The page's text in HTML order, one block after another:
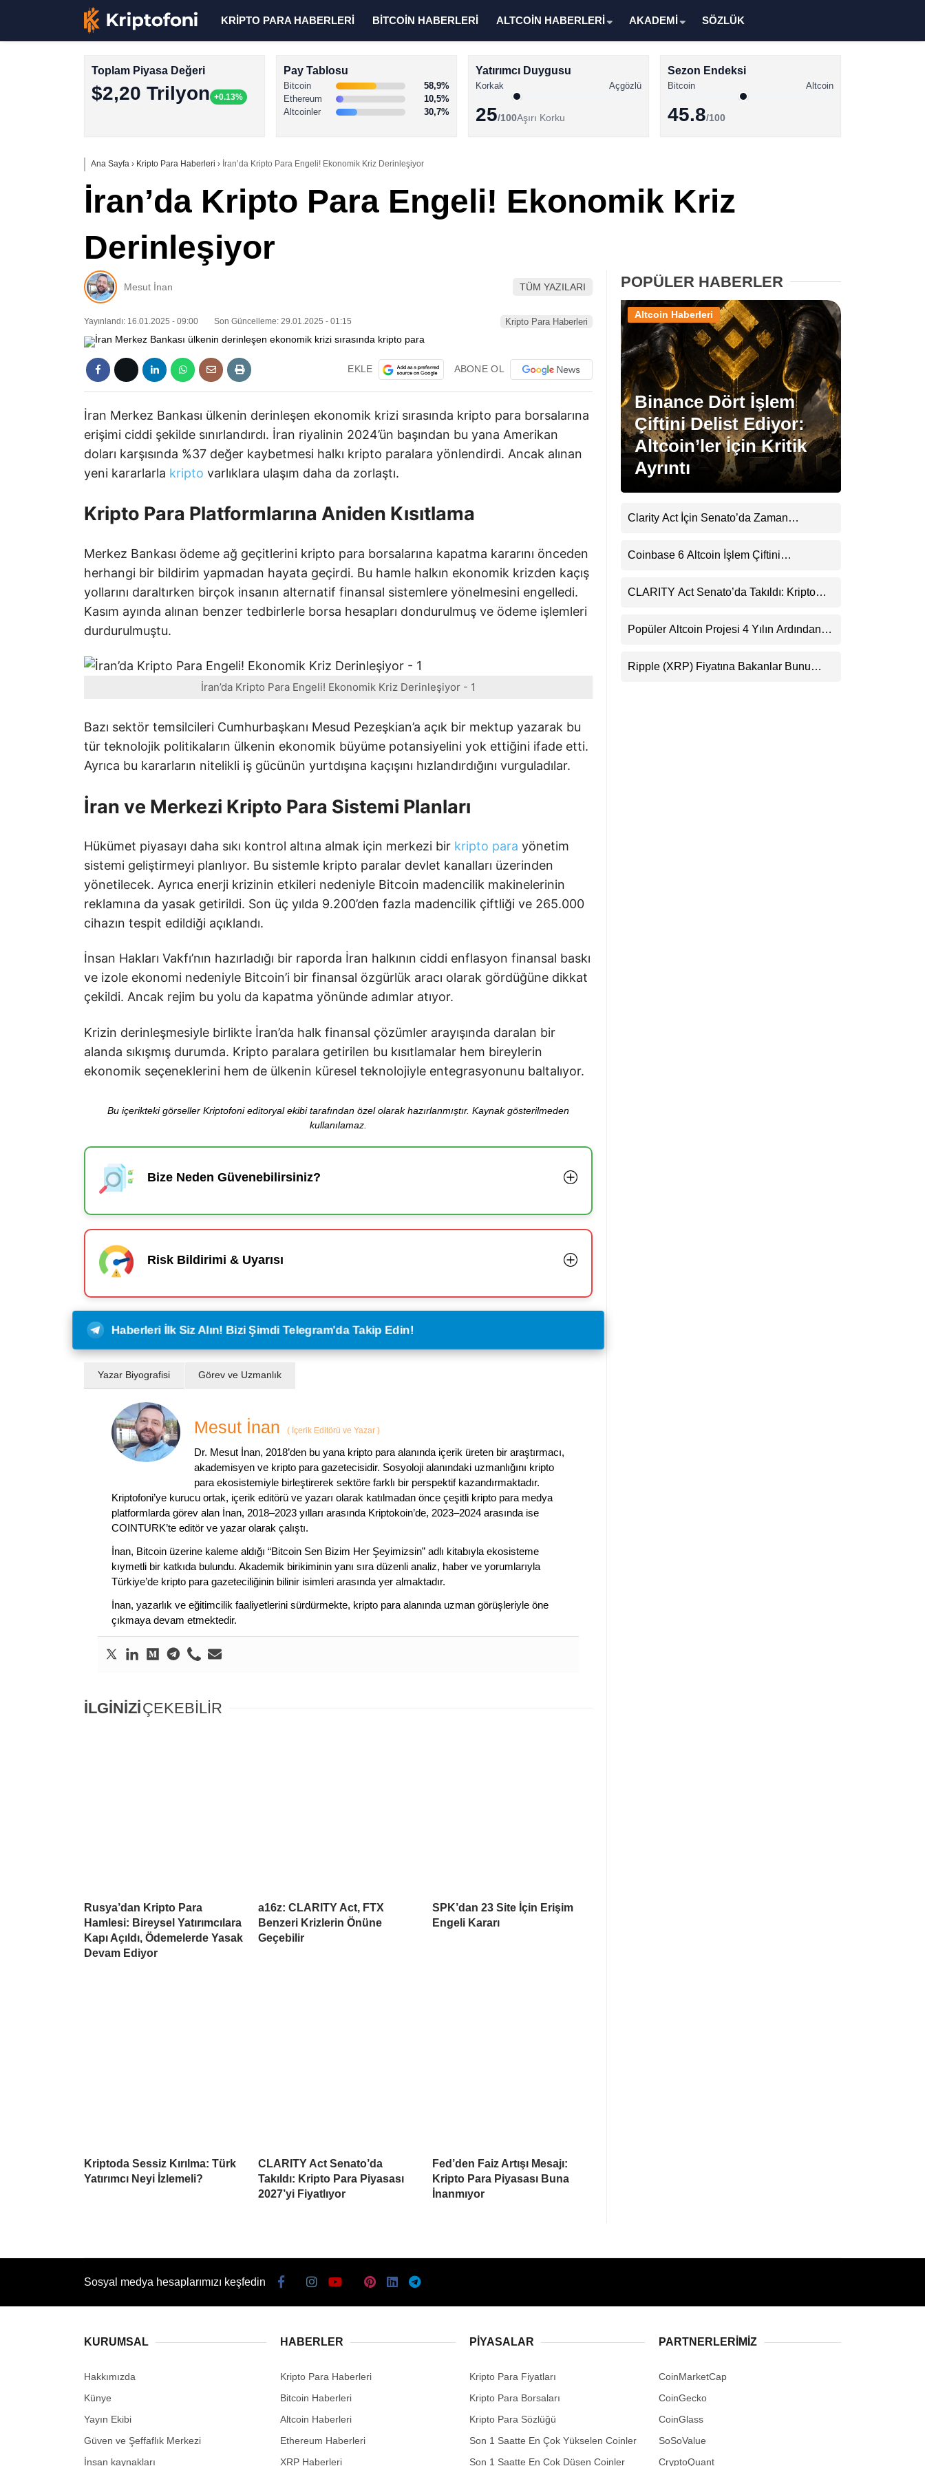
XRP Haberleri
Memecoin Haberleri
Stablecoin Haberleri
Facebook
Instagram
LinkedIn
KRİPTO PARA HABERLERİ BİTCOİN HABERLERİ ALTCOİN HABERLERİ AKADEMİ SÖZLÜK
Toplam Piyasa Değeri
$2,20 Trilyon +0.13%
Pay Tablosu
Bitcoin
58,9%
Ethereum
10,5%
Altcoinler
30,7%
Yatırımcı Duygusu
Korkak Açgözlü
25/100Aşırı Korku
Sezon Endeksi
Bitcoin Altcoin
45.8/100
Ana Sayfa › Kripto Para Haberleri › İran’da Kripto Para Engeli! Ekonomik Kriz Derinleşiyor
İran’da Kripto Para Engeli! Ekonomik Kriz
Derinleşiyor
Mesut İnan TÜM YAZILARI
Yayınlandı: 16.01.2025 - 09:00 Son Güncelleme: 29.01.2025 - 01:15 Kripto Para Haberleri
EKLE ABONE OL
İran Merkez Bankası ülkenin derinleşen ekonomik krizi sırasında kripto para borsalarına
erişimi ciddi şekilde sınırlandırdı. İran riyalinin 2024’ün başından bu yana Amerikan
doları karşısında %37 değer kaybetmesi halkı kripto paralara yönlendirdi. Ancak alınan
yeni kararlarla kripto varlıklara ulaşım daha da zorlaştı.
Kripto Para Platformlarına Aniden Kısıtlama
Merkez Bankası ödeme ağ geçitlerini kripto para borsalarına kapatma kararını önceden
herhangi bir bildirim yapmadan hayata geçirdi. Bu hamle halkın ekonomik krizden kaçış
yollarını daraltırken birçok insanın alternatif finansal sistemlere yönelmesini engelledi.
Kasım ayında alınan benzer tedbirlerle borsa hesapları dondurulmuş ve ödeme işlemleri
durdurulmuştu.
İran’da Kripto Para Engeli! Ekonomik Kriz Derinleşiyor - 1
Bazı sektör temsilcileri Cumhurbaşkanı Mesud Pezeşkian’a açık bir mektup yazarak bu
tür teknolojik politikaların ülkenin ekonomik büyüme potansiyelini yok ettiğini ifade etti.
Ayrıca bu kararların nitelikli iş gücünün yurtdışına kaçışını hızlandırdığını vurguladılar.
İran ve Merkezi Kripto Para Sistemi Planları
Hükümet piyasayı daha sıkı kontrol altına almak için merkezi bir kripto para yönetim
sistemi geliştirmeyi planlıyor. Bu sistemle kripto paralar devlet kanalları üzerinden
yönetilecek. Ayrıca enerji krizinin etkileri nedeniyle Bitcoin madencilik makinelerinin
reklamına da yasak getirildi. Son üç yılda 9.200’den fazla madencilik çiftliği ve 265.000
cihazın tespit edildiği açıklandı.
İnsan Hakları Vakfı’nın hazırladığı bir raporda İran halkının ciddi enflasyon finansal baskı
ve izole ekonomi nedeniyle Bitcoin’i bir finansal özgürlük aracı olarak gördüğüne dikkat
çekildi. Ancak rejim bu yolu da kapatma yönünde adımlar atıyor.
Krizin derinleşmesiyle birlikte İran’da halk finansal çözümler arayışında daralan bir
alanda sıkışmış durumda. Kripto paralara getirilen bu kısıtlamalar hem bireylerin
ekonomik seçeneklerini hem de ülkenin küresel teknolojiyle entegrasyonunu baltalıyor.
Bu içerikteki görseller Kriptofoni editoryal ekibi tarafından özel olarak hazırlanmıştır. Kaynak gösterilmeden
kullanılamaz.
Bize Neden Güvenebilirsiniz?
Risk Bildirimi & Uyarısı
Haberleri İlk Siz Alın! Bizi Şimdi Telegram'da Takip Edin!
Yazar Biyografisi Görev ve Uzmanlık
Mesut İnan ( İçerik Editörü ve Yazar )
Dr. Mesut İnan, 2018’den bu yana kripto para alanında içerik üreten bir araştırmacı,
akademisyen ve kripto para gazetecisidir. Sosyoloji alanındaki uzmanlığını kripto
para ekosistemiyle birleştirerek sektöre farklı bir perspektif kazandırmaktadır.
Kriptofoni’ye kurucu ortak, içerik editörü ve yazarı olarak katılmadan önce çeşitli kripto para medya
platformlarda görev alan İnan, 2018–2023 yılları arasında Kriptokoin’de, 2023–2024 arasında ise
COINTURK’te editör ve yazar olarak çalıştı.
İnan, Bitcoin üzerine kaleme aldığı “Bitcoin Sen Bizim Her Şeyimizsin” adlı kitabıyla ekosisteme
kıymetli bir katkıda bulundu. Akademik birikiminin yanı sıra düzenli analiz, haber ve yorumlarıyla
Türkiye’de kripto para gazeteciliğinin bilinir isimleri arasında yer almaktadır.
İnan, yazarlık ve eğitimcilik faaliyetlerini sürdürmekte, kripto para alanında uzman görüşleriyle öne
çıkmaya devam etmektedir.
İLGİNİZİÇEKEBİLİR
Rusya’dan Kripto Para
Hamlesi: Bireysel Yatırımcılara
Kapı Açıldı, Ödemelerde Yasak
Devam Ediyor
a16z: CLARITY Act, FTX
Benzeri Krizlerin Önüne
Geçebilir
SPK’dan 23 Site İçin Erişim
Engeli Kararı
Kriptoda Sessiz Kırılma: Türk
Yatırımcı Neyi İzlemeli?
CLARITY Act Senato’da
Takıldı: Kripto Para Piyasası
2027’yi Fiyatlıyor
Fed’den Faiz Artışı Mesajı:
Kripto Para Piyasası Buna
İnanmıyor
POPÜLER HABERLER
Binance Dört İşlem
Çiftini Delist Ediyor:
Altcoin’ler İçin Kritik
Ayrıntı
Altcoin Haberleri
Clarity Act İçin Senato’da Zaman
Coinbase 6 Altcoin İşlem Çiftini
CLARITY Act Senato’da Takıldı: Kripto
Popüler Altcoin Projesi 4 Yılın Ardından
Uyarısı
Ripple (XRP) Fiyatına Bakanlar Bunu
Sosyal medya hesaplarımızı keşfedin
KURUMSAL
Hakkımızda
Künye
Yayın Ekibi
Güven ve Şeffaflık Merkezi
İnsan kaynakları
HABERLER
Kripto Para Haberleri
Bitcoin Haberleri
Altcoin Haberleri
Ethereum Haberleri
XRP Haberleri
PIYASALAR
Kripto Para Fiyatları
Kripto Para Borsaları
Kripto Para Sözlüğü
Son 1 Saatte En Çok Yükselen Coinler
Son 1 Saatte En Çok Düşen Coinler
PARTNERLERIMIZ
CoinMarketCap
CoinGecko
CoinGlass
SoSoValue
CryptoQuant